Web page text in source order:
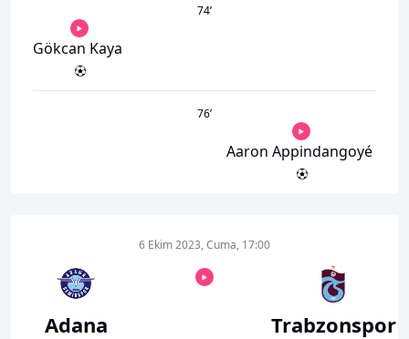
74’
Gökcan Kaya
76’
Aaron Appindangoyé
Adana
6 Ekim 2023, Cuma, 17:00
Trabzonspor